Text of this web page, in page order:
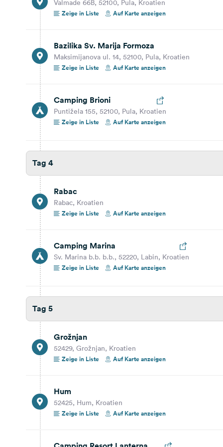
52,3 km
Rabac, Kroatien
Auf Karte anzeigen
Camping Marina
Sv. Marina b.b. b.b., 52220, Labin, Kroatien
Tag 5
Grožnjan
42,4 km
52425, Hum, Kroatien
Camping Resort Lanterna
Valmade 66B, 52100, Pula, Kroatien
Zeige in Liste
Auf Karte anzeigen
Bazilika Sv. Marija Formoza
Maksimijanova ul. 14, 52100, Pula, Kroatien
Zeige in Liste
Auf Karte anzeigen
Camping Brioni
Puntižela 155, 52100, Pula, Kroatien
Zeige in Liste
Auf Karte anzeigen
Tag 4
Rabac
Rabac, Kroatien
Zeige in Liste
Auf Karte anzeigen
Camping Marina
Sv. Marina b.b. b.b., 52220, Labin, Kroatien
Zeige in Liste
Auf Karte anzeigen
Tag 5
Grožnjan
52429, Grožnjan, Kroatien
Zeige in Liste
Auf Karte anzeigen
Hum
52425, Hum, Kroatien
Zeige in Liste
Auf Karte anzeigen